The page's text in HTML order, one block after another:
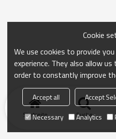
Startseite Suche
Cookie
We use cookies to provide
experience. They also allow
order to constantly improve
Accept all Accept
Necessary
Analytics